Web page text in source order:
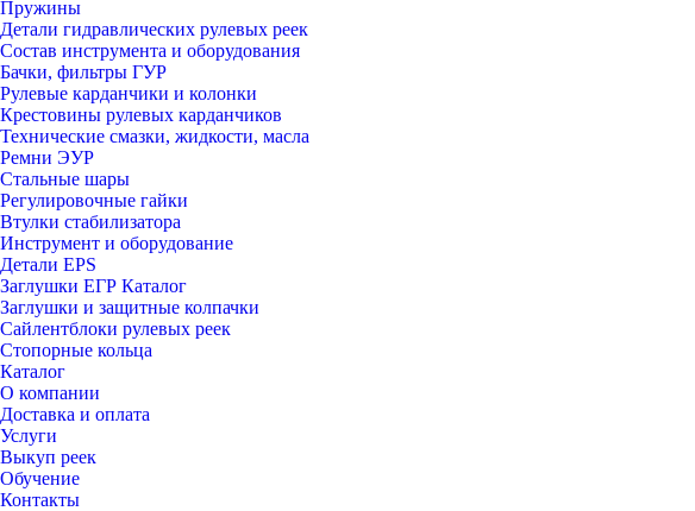
Пружины
Детали гидравлических рулевых реек
Состав инструмента и оборудования
Бачки, фильтры ГУР
Рулевые карданчики и колонки
Крестовины рулевых карданчиков
Технические смазки, жидкости, масла
Ремни ЭУР
Стальные шары
Регулировочные гайки
Втулки стабилизатора
Инструмент и оборудование
Детали EPS
Заглушки ЕГР Каталог
Заглушки и защитные колпачки
Сайлентблоки рулевых реек
Стопорные кольца
Каталог
О компании
Доставка и оплата
Услуги
Выкуп реек
Обучение
Контакты